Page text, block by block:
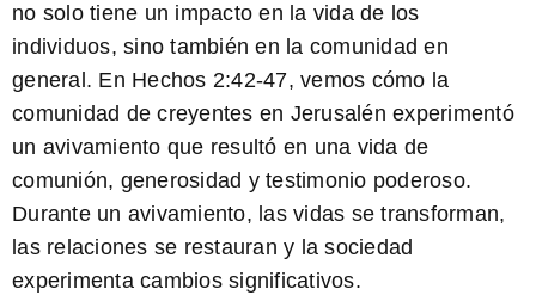
no solo tiene un impacto en la vida de los
individuos, sino también en la comunidad en
general. En Hechos 2:42-47, vemos cómo la
comunidad de creyentes en Jerusalén experimentó
un avivamiento que resultó en una vida de
comunión, generosidad y testimonio poderoso.
Durante un avivamiento, las vidas se transforman,
las relaciones se restauran y la sociedad
experimenta cambios significativos.